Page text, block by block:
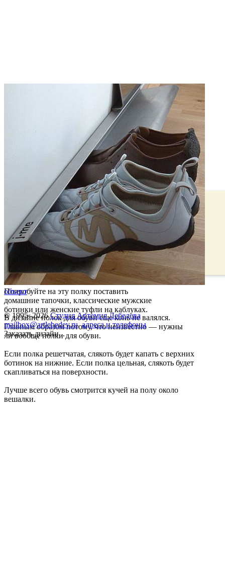
Попробуйте на эту полку поставить
домашние тапочки, классические мужские
ботинки или женские туфли на каблуках.
В дизайне полок для обуви еще конь не валялся.
Главным образом потому, что неизвестно — нужны
ли вообще полки для обуви.
Если полка решетчатая, слякоть будет капать с верхних
ботинок на нижние. Если полка цельная, слякоть будет
скапливаться на поверхности.
Лучше всего обувь смотрится кучей на полу около
вешалки.
объект
© 1995–2026 Студия Артемия Лебедева
mailbox@artlebedev.ru, адреса и телефоны
Заказать дизайн...